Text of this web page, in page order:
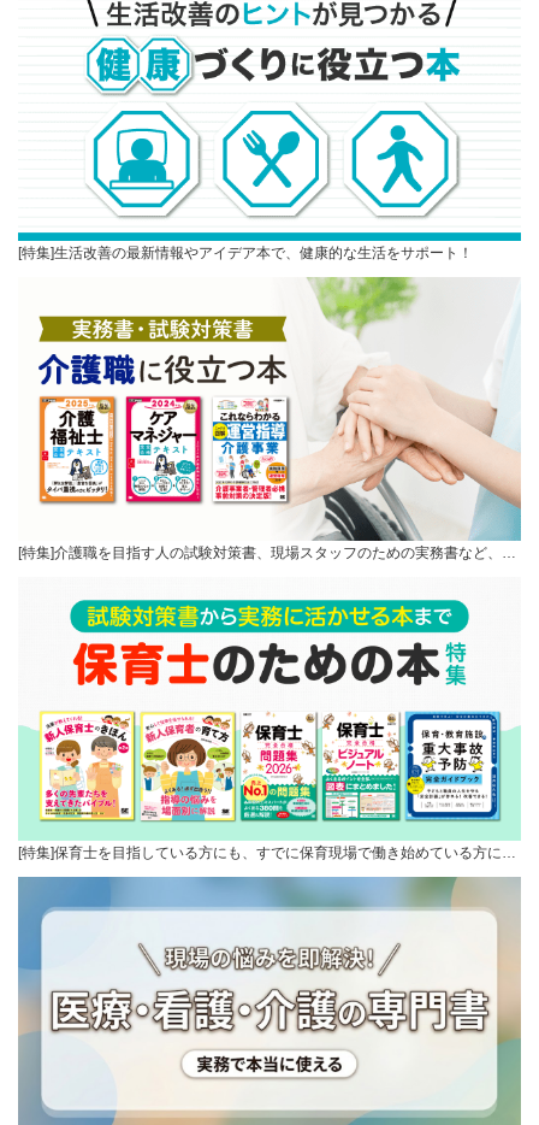
[特集]生活改善の最新情報やアイデア本で、健康的な生活をサポート！
[特集]介護職を目指す人の試験対策書、現場スタッフのための実務書など、…
[特集]保育士を目指している方にも、すでに保育現場で働き始めている方に…